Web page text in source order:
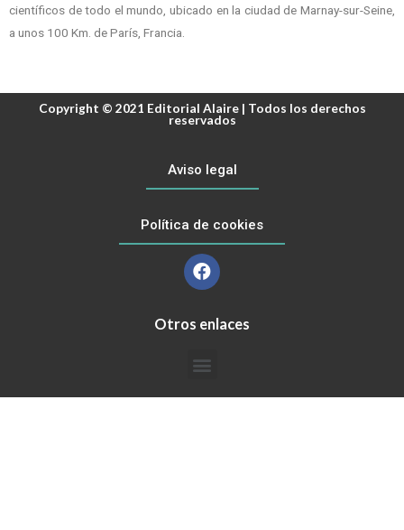
científicos de todo el mundo, ubicado en la ciudad de Marnay-sur-Seine,
a unos 100 Km. de París, Francia.
Copyright © 2021 Editorial Alaire | Todos los derechos
reservados
Aviso legal
Política de cookies
Otros enlaces